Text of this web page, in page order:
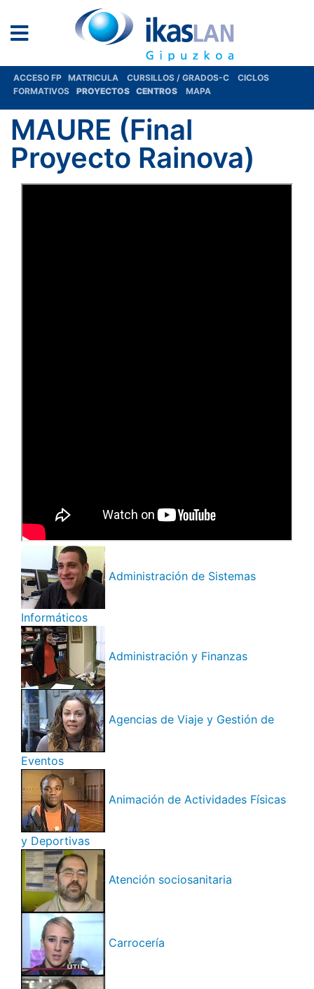
ACCESO FP MATRICULA CURSILLOS / GRADOS-C
CICLOS
FORMATIVOS
PROYECTOS CENTROS MAPA
MAURE (Final
Proyecto Rainova)
Administración de Sistemas
Informáticos
Administración y Finanzas
Agencias de Viaje y Gestión de
Eventos
Animación de Actividades Físicas
y Deportivas
Atención sociosanitaria
Carrocería